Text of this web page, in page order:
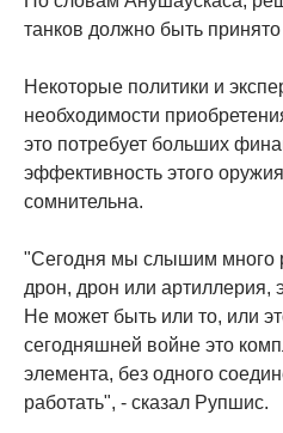
танков должно быть принято
Некоторые политики и
необходимости
это потребует больших
эффективность этого
сомнительна.
"Сегодня мы слышим много
дрон, дрон или артиллерия,
Не может быть или то, или
сегодняшней войне это
элемента, без одного
работать", - сказал Рупшис.